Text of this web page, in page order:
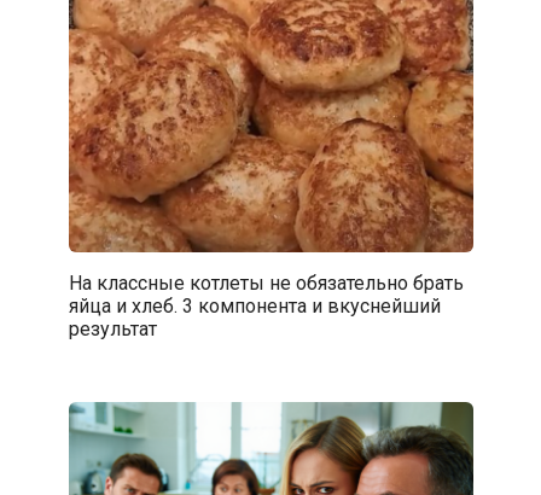
На классные котлеты не обязательно брать
яйца и хлеб. 3 компонента и вкуснейший
результат